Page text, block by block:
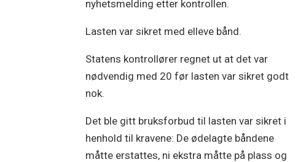
nyhetsmelding etter kontrollen.
Lasten var sikret med elleve bånd.
Statens kontrollører regnet ut at det var
nødvendig med 20 før lasten var sikret godt
nok.
Det ble gitt bruksforbud til lasten var sikret i
henhold til kravene: De ødelagte båndene
måtte erstattes, ni ekstra måtte på plass og